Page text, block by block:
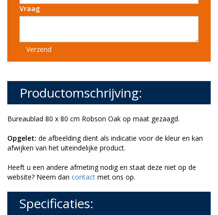
Vraag
Verzend
Productomschrijving:
Bureaublad 80 x 80 cm Robson Oak op maat gezaagd.
Opgelet: de afbeelding dient als indicatie voor de kleur en kan
afwijken van het uiteindelijke product.
Heeft u een andere afmeting nodig en staat deze niet op de
website? Neem dan contact met ons op.
Specificaties: